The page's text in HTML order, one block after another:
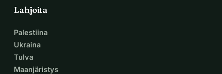
Lahjoita
Palestiina
Ukraina
Tulva
Maanjäristys